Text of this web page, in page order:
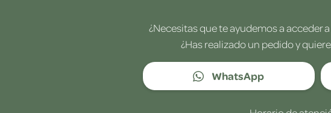
¿Necesitas que te ayudemos a acceder
¿Has realizado un pedido y
WhatsApp